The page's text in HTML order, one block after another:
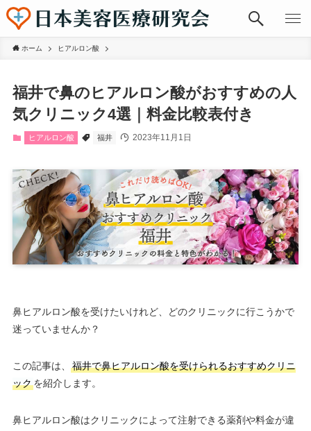
ホーム ヒアルロン酸
福井で鼻のヒアルロン酸がおすすめの人
気クリニック4選｜料金比較表付き
ヒアルロン酸 福井 2023年11月1日
鼻ヒアルロン酸を受けたいけれど、どのクリニックに行こうかで
迷っていませんか？
この記事は、
福井で鼻ヒアルロン酸を受けられるおすすめクリニ
ックを紹介します。
鼻ヒアルロン酸はクリニックによって注射できる薬剤や料金が違